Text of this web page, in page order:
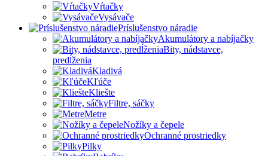
Vŕtačky
Vysávače
Príslušenstvo náradie
Akumulátory a nabíjačky
Bity, nádstavce,
predĺženia
Kladivá
Kľúče
Kliešte
Filtre, sáčky
Metre
Nožíky a čepele
Ochranné prostriedky
Pilky